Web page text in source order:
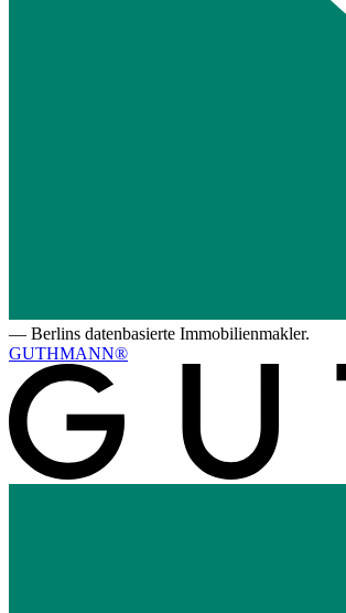
— Berlins datenbasierte Immobilienmakler.
GUTHMANN®